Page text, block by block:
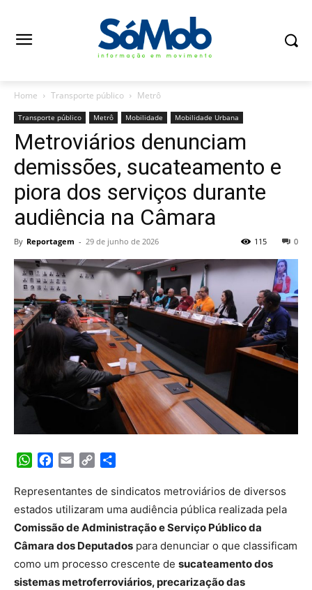
Home Transporte público Metrô
Transporte público Metrô Mobilidade Mobilidade Urbana
Metroviários denunciam
demissões, sucateamento e
piora dos serviços durante
audiência na Câmara
By Reportagem - 29 de junho de 2026 0
115
WhatsApp
Facebook
Email Copy
Representantes de sindicatos metroviários de diversos
estados utilizaram uma audiência pública realizada pela
Comissão de Administração e Serviço Público da
Câmara dos Deputados para denunciar o que classificam
como um processo crescente de sucateamento dos
sistemas metroferroviários, precarização das